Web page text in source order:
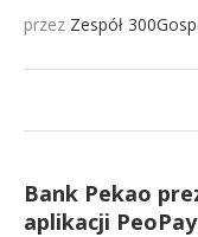
przez Zespół
Bank Pekao
aplikacji PeoPay